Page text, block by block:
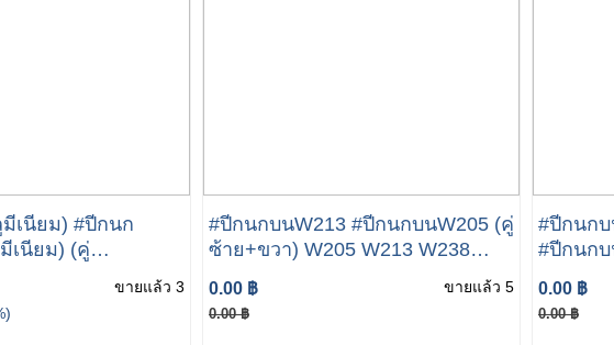
เนียม) #ปีกนก
เนียม) (คู่
W213 W238
330 15 05-16 05
38213
ขายแล้ว 3
#ปีกนกบนW213 #ปีกนกบนW205 (คู่
ซ้าย+ขวา) W205 W213 W238
W257 เบอร์ 205 330 55 01-56 01
ยี่ห้อ LEMFORDER 39368
01/39369 01
0.00 ฿
0.00 ฿
ขายแล้ว 5
#ปีกนกบ
#ปีกนกบ
W257
ยี่ห้อ
0.00 ฿
0.00 ฿